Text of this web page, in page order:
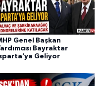
Genel Başkan
Bayraktar
Geliyor